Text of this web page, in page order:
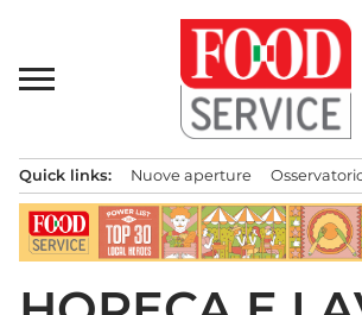
contenuto
principale
Quick links: Nuove aperture